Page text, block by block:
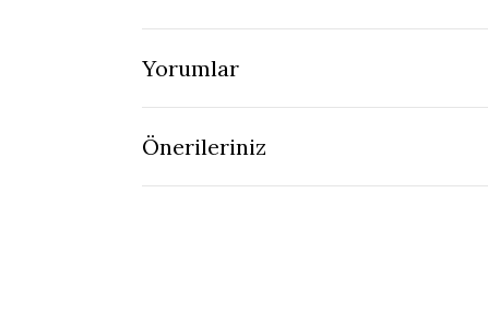
Yorumlar
Önerileriniz